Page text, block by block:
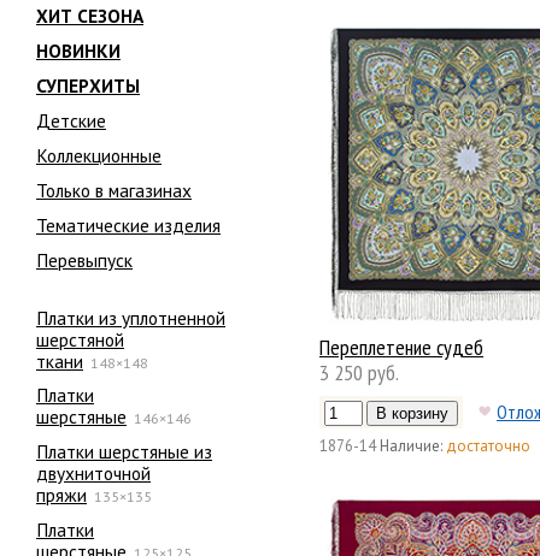
ХИТ СЕЗОНА
НОВИНКИ
СУПЕРХИТЫ
Детские
Коллекционные
Только в магазинах
Тематические изделия
Перевыпуск
Платки из уплотненной
шерстяной
ткани 148×148
Платки
шерстяные 146×146
Платки шерстяные из
двухниточной
пряжи 135×135
Платки
Переплетение судеб
3 250 руб.
1876-14 Наличие: достаточно